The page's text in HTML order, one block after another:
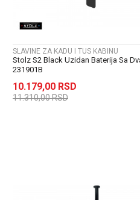
SLAVINE ZA KADU I TUS KABINU
Stolz S2 Black Uzidan Baterija Sa
231901B
10.179,00 RSD
11.310,00RSD